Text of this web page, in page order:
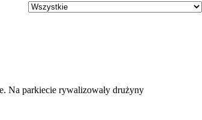
Na parkiecie rywalizowały drużyny